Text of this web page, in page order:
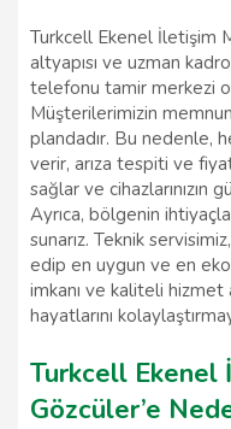
Turkcell Ekenel İletişim
altyapısı ve uzman
telefonu tamir merkezi
Müşterilerimizin
plandadır. Bu nedenle,
verir, arıza tespiti ve
sağlar ve cihazlarınızın
Ayrıca, bölgenin
sunarız. Teknik
edip en uygun ve en
imkanı ve kaliteli hizmet
hayatlarını
Turkcell Ekenel
Gözcüler’e